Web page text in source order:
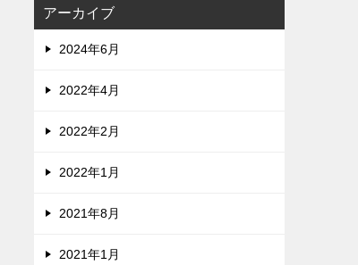
アーカイブ
2024年6月
2022年4月
2022年2月
2022年1月
2021年8月
2021年1月